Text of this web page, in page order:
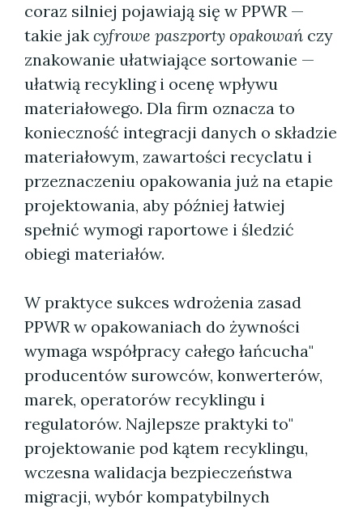
coraz silniej pojawiają się w PPWR —
takie jak cyfrowe paszporty opakowań czy
znakowanie ułatwiające sortowanie —
ułatwią recykling i ocenę wpływu
materiałowego. Dla firm oznacza to
konieczność integracji danych o składzie
materiałowym, zawartości recyclatu i
przeznaczeniu opakowania już na etapie
projektowania, aby później łatwiej
spełnić wymogi raportowe i śledzić
obiegi materiałów.
W praktyce sukces wdrożenia zasad
PPWR w opakowaniach do żywności
wymaga współpracy całego łańcucha"
producentów surowców, konwerterów,
marek, operatorów recyklingu i
regulatorów. Najlepsze praktyki to"
projektowanie pod kątem recyklingu,
wczesna walidacja bezpieczeństwa
migracji, wybór kompatybilnych